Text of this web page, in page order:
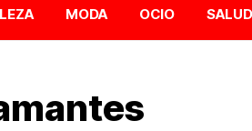
MODA OCIO SALUD